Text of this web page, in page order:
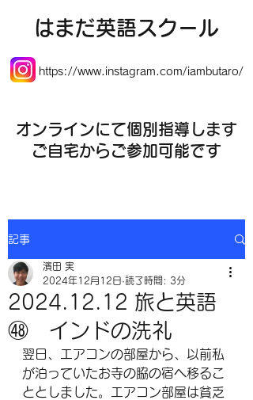
​はまだ英語スクール
https://www.instagram.com/iambutaro/
オンラインにて個別指導します
​ご自宅からご参加可能です
記事
2024.12.12 旅と英語
㊽ インドの洗礼
濱田 実
2024年12月12日 読了時間: 3分
翌日、エアコンの部屋から、以前私
が泊っていたお寺の脇の宿へ移るこ
ととしました。エアコン部屋は貧乏